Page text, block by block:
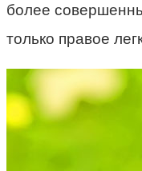
более
только правое